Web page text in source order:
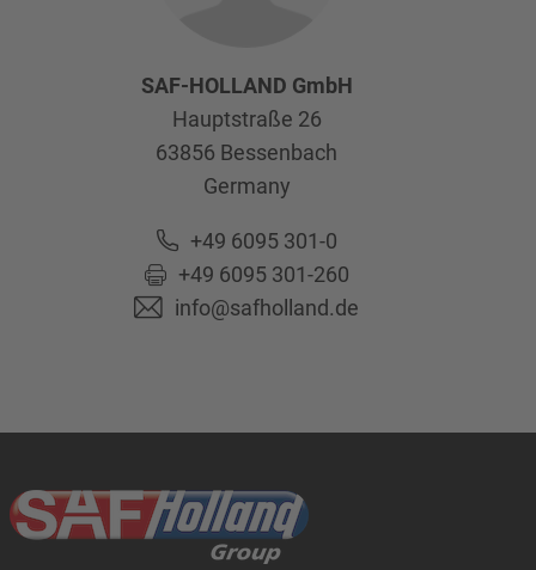
SAF-HOLLAND GmbH
Hauptstraße 26
63856 Bessenbach
Germany
+49 6095 301-0
+49 6095 301-260
info@safholland.de